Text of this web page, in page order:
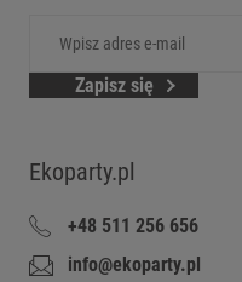
Zapisz się
Ekoparty.pl
+48 511 256 656
info@ekoparty.pl